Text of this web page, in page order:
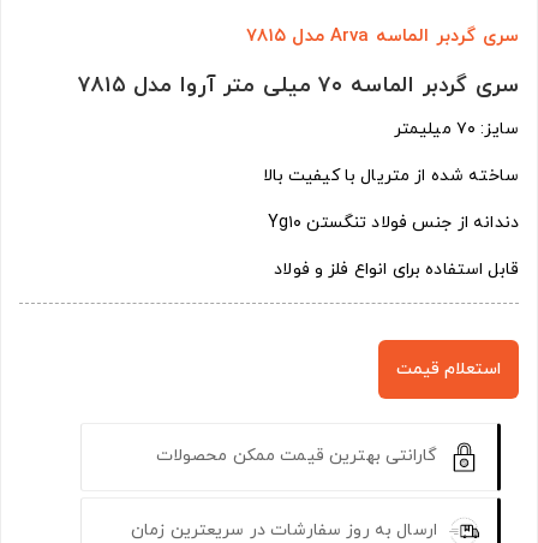
سری گردبر الماسه Arva مدل ۷۸۱۵
سری گردبر الماسه ۷۰ میلی متر آروا مدل ۷۸۱۵
سایز: ۷۰ میلیمتر
ساخته شده از متریال با کیفیت بالا
دندانه از جنس فولاد تنگستن Yg۱۰
قابل استفاده برای انواع فلز و فولاد
استعلام قیمت
گارانتی بهترین قیمت ممکن محصولات
ارسال به روز سفارشات در سریعترین زمان